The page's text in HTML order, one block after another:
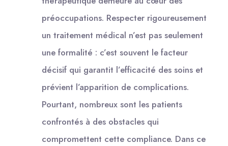
préoccupations. Respecter rigoureusement
un traitement médical n’est pas seulement
une formalité : c’est souvent le facteur
décisif qui garantit l’efficacité des soins et
prévient l’apparition de complications.
Pourtant, nombreux sont les patients
confrontés à des obstacles qui
compromettent cette compliance. Dans ce